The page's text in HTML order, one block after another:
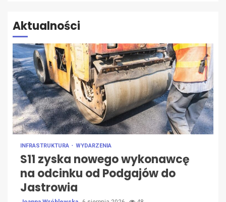
Aktualności
INFRASTRUKTURA WYDARZENIA
S11 zyska nowego wykonawcę
na odcinku od Podgajów do
Jastrowia